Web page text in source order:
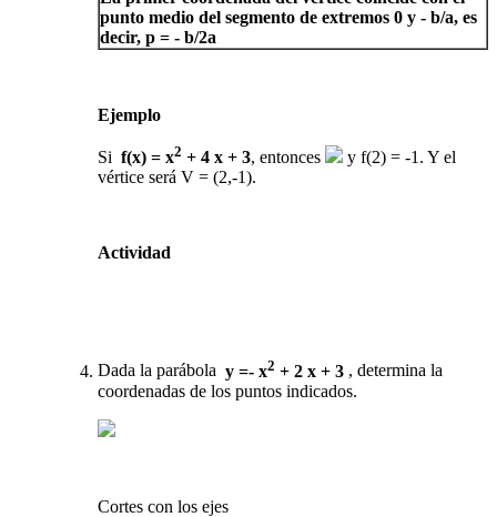
punto medio del segmento de extremos 0 y - b/a, es
decir, p = - b/2a
Ejemplo
Si f(x) = x2 + 4 x + 3, entonces
y f(2) = -1. Y el
vértice será V = (2,-1).
Actividad
Dada la parábola y =- x2 + 2 x + 3 , determina la
coordenadas de los puntos indicados.
Cortes con los ejes